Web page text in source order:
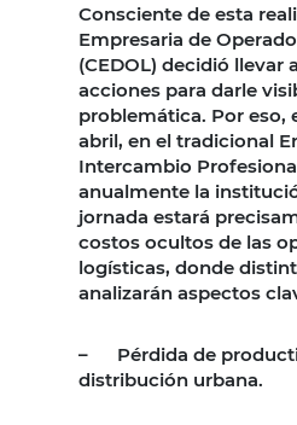
Consciente de esta
Empresaria de
(CEDOL) decidió llevar
acciones para darle
problemática. Por eso,
abril, en el tradicional
Intercambio
anualmente la
jornada estará
costos ocultos de las
logísticas, donde
analizarán aspectos
–
Pérdida de
distribución urbana.